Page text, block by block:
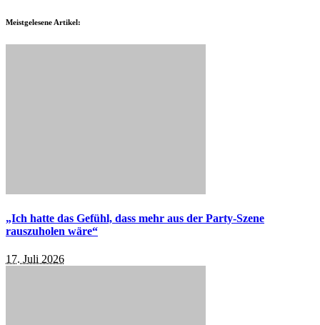
Meistgelesene Artikel:
„Ich hatte das Gefühl, dass mehr aus der Party-Szene
rauszuholen wäre“
17. Juli 2026